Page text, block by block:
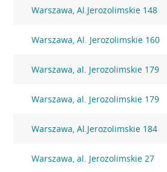
Warszawa, Al.Jerozolimskie 148
Warszawa, Al. Jerozolimskie 160
Warszawa, al. Jerozolimskie 179
Warszawa, al. Jerozolimskie 179
Warszawa, Al.Jerozolimskie 184
Warszawa, al. Jerozolimskie 27